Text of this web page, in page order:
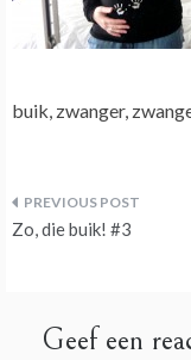
buik, zwanger,
Bericht
Zo, die buik! #3
Geef een